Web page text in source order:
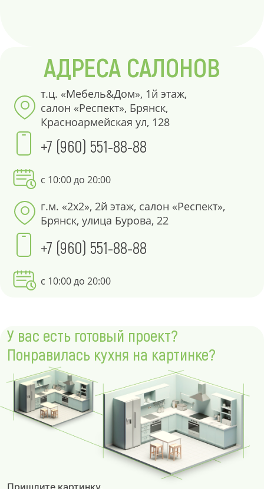
АДРЕСА САЛОНОВ
т.ц. «Мебель&Дом», 1й этаж,
салон «Респект», Брянск,
Красноармейская ул, 128
+7 (960) 551-88-88
с 10:00 до 20:00
г.м. «2х2», 2й этаж, салон «Респект»,
Брянск, улица Бурова, 22
+7 (960) 551-88-88
с 10:00 до 20:00
У вас есть готовый проект?
Понравилась кухня на картинке?
Пришлите картинку.